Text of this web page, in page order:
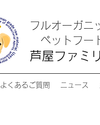
フルオーガニ
ペットフー
芦屋ファミ
よくあるご質問 ニュース